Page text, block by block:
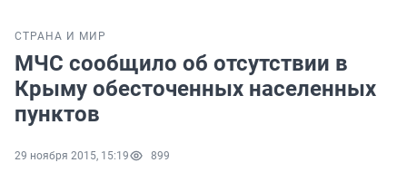
СТРАНА И МИР
МЧС сообщило об отсутствии в
Крыму обесточенных населенных
пунктов
29 ноября 2015, 15:19 899